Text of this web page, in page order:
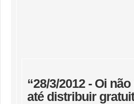
“28/3/2012 - Oi
até distribuir